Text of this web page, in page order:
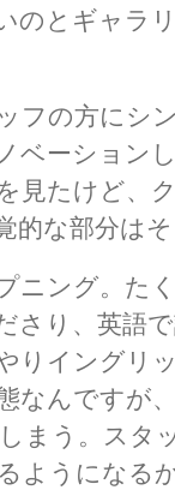
のとギャラ
フの方にシ
ベーション
見たけど、
的な部分は
ニング。た
さり、英語
りイングリ
なんですが
まう。スタ
ようになる